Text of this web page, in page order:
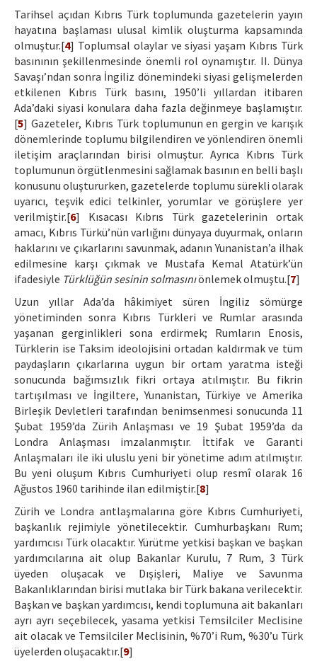
Tarihsel açıdan Kıbrıs Türk toplumunda gazetelerin yayın
hayatına başlaması ulusal kimlik oluşturma kapsamında
olmuştur.[4] Toplumsal olaylar ve siyasi yaşam Kıbrıs Türk
basınının şekillenmesinde önemli rol oynamıştır. II. Dünya
Savaşı’ndan sonra İngiliz dönemindeki siyasi gelişmelerden
etkilenen Kıbrıs Türk basını, 1950’li yıllardan itibaren
Ada’daki siyasi konulara daha fazla değinmeye başlamıştır.
[5] Gazeteler, Kıbrıs Türk toplumunun en gergin ve karışık
dönemlerinde toplumu bilgilendiren ve yönlendiren önemli
iletişim araçlarından birisi olmuştur. Ayrıca Kıbrıs Türk
toplumunun örgütlenmesini sağlamak basının en belli başlı
konusunu oluştururken, gazetelerde toplumu sürekli olarak
uyarıcı, teşvik edici telkinler, yorumlar ve görüşlere yer
verilmiştir.[6] Kısacası Kıbrıs Türk gazetelerinin ortak
amacı, Kıbrıs Türkü’nün varlığını dünyaya duyurmak, onların
haklarını ve çıkarlarını savunmak, adanın Yunanistan’a ilhak
edilmesine karşı çıkmak ve Mustafa Kemal Atatürk’ün
ifadesiyle Türklüğün sesinin solmasınıönlemek olmuştu.[7]
Uzun yıllar Ada’da hâkimiyet süren İngiliz sömürge
yönetiminden sonra Kıbrıs Türkleri ve Rumlar arasında
yaşanan gerginlikleri sona erdirmek; Rumların Enosis,
Türklerin ise Taksim ideolojisini ortadan kaldırmak ve tüm
paydaşların çıkarlarına uygun bir ortam yaratma isteği
sonucunda bağımsızlık fikri ortaya atılmıştır. Bu fikrin
tartışılması ve İngiltere, Yunanistan, Türkiye ve Amerika
Birleşik Devletleri tarafından benimsenmesi sonucunda 11
Şubat 1959’da Zürih Anlaşması ve 19 Şubat 1959’da da
Londra Anlaşması imzalanmıştır. İttifak ve Garanti
Anlaşmaları ile iki uluslu yeni bir yönetime adım atılmıştır.
Bu yeni oluşum Kıbrıs Cumhuriyeti olup resmî olarak 16
Ağustos 1960 tarihinde ilan edilmiştir.[8]
Zürih ve Londra antlaşmalarına göre Kıbrıs Cumhuriyeti,
başkanlık rejimiyle yönetilecektir. Cumhurbaşkanı Rum;
yardımcısı Türk olacaktır. Yürütme yetkisi başkan ve başkan
yardımcılarına ait olup Bakanlar Kurulu, 7 Rum, 3 Türk
üyeden oluşacak ve Dışişleri, Maliye ve Savunma
Bakanlıklarından birisi mutlaka bir Türk bakana verilecektir.
Başkan ve başkan yardımcısı, kendi toplumuna ait bakanları
ayrı ayrı seçebilecek, yasama yetkisi Temsilciler Meclisine
ait olacak ve Temsilciler Meclisinin, %70’i Rum, %30’u Türk
üyelerden oluşacaktır.[9]